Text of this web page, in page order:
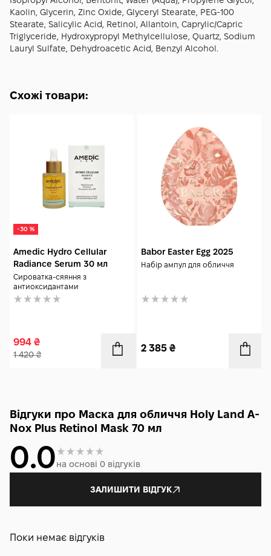
контрольований блиск, рівніший тон і більш «зібрана»
текстура без пересушення та дискомфорту.
Kaolin, Glycerin, Zinc Oxide, Glyceryl Stearate, PEG-100
Stearate, Salicylic Acid, Retinol, Allantoin, Caprylic/Capric
Triglyceride, Hydroxypropyl Methylcellulose, Quartz, Sodium
Lauryl Sulfate, Dehydroacetic Acid, Benzyl Alcohol.
Схожі товари:
-30 %
Amedic Hydro Cellular
Radiance Serum 30 мл
Сироватка-сяяння з
антиоксидантами
994 ₴
1 420₴
Babor Easter Egg 2025
Набір ампул для обличчя
2 385 ₴
Відгуки про Маска для обличчя Holy Land A-
Nox Plus Retinol Mask 70 мл
0.0на основі 0 відгуків
ЗАЛИШИТИ ВІДГУК
Поки немає відгуків